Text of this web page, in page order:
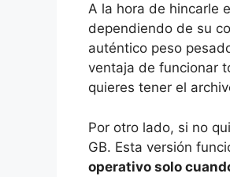
A la hora de hincarle
dependiendo de su
auténtico peso
ventaja de funcionar
quieres tener el
Por otro lado, si no
GB. Esta versión
operativo solo